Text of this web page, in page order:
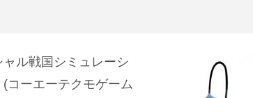
ル戦国シミュレーシ
コーエーテクモゲーム